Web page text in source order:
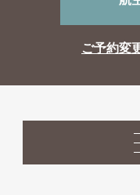
ご予約変